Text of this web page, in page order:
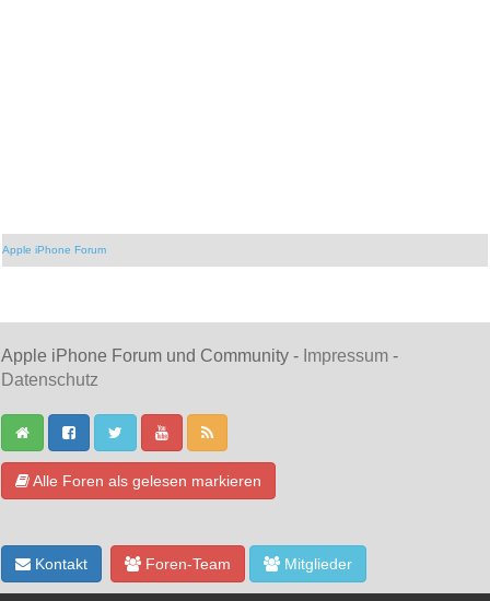
Apple iPhone Forum
Apple iPhone Forum und Community - Impressum -
Datenschutz
Alle Foren als gelesen markieren
Kontakt Foren-Team Mitglieder